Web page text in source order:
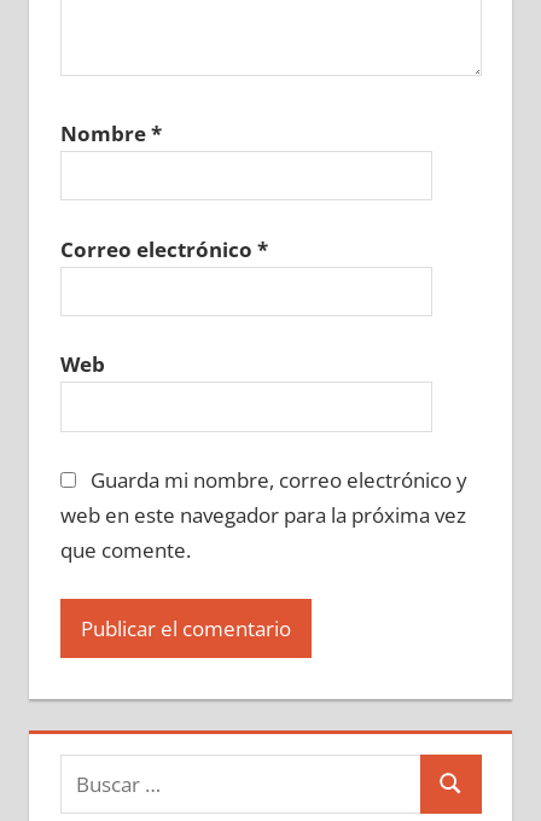
Nombre*
Correo electrónico *
Web
Guarda mi nombre, correo electrónico y
web en este navegador para la próxima vez
que comente.
Buscar